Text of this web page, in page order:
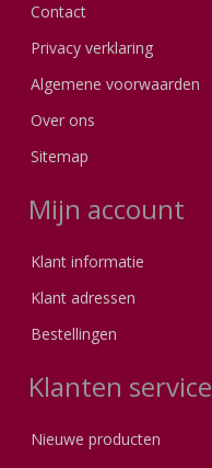
Contact
Privacy verklaring
Algemene voorwaarden
Over ons
Sitemap
Mijn account
Klant informatie
Klant adressen
Bestellingen
Klanten service
Nieuwe producten